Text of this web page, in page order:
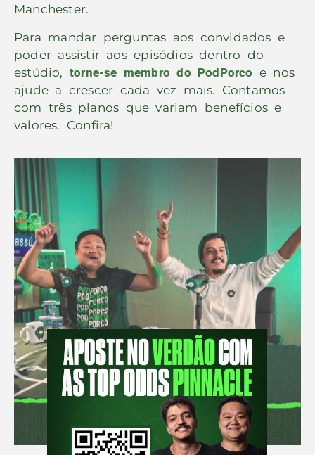
Manchester.
Para mandar perguntas aos convidados e
poder assistir aos episódios dentro do
estúdio, torne-se membro do PodPorco e nos
ajude a crescer cada vez mais. Contamos
com três planos que variam benefícios e
valores. Confira!